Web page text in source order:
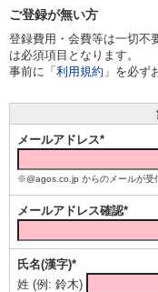
ご登録が無い方
登録費用・会費等は一切不
は必須項目となります。
事前に「 利用規約 」を必ず
メールアドレス*
※@agos.co.jp からのメールが受
メールアドレス確認*
氏名(漢字)*
姓 (例: 鈴木)